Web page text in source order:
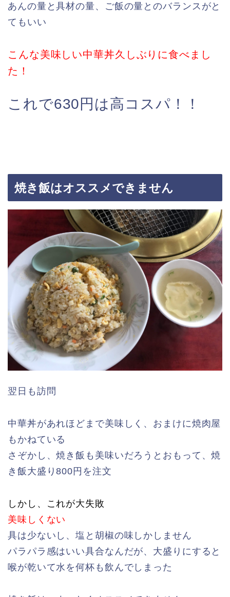
あんの量と具材の量、ご飯の量とのバランスがと
てもいい
こんな美味しい中華丼久しぶりに食べまし
た！
これで630円は高コスパ！！
焼き飯はオススメできません
翌日も訪問
中華丼があれほどまで美味しく、おまけに焼肉屋
もかねている
さぞかし、焼き飯も美味いだろうとおもって、焼
き飯大盛り800円を注文
しかし、これが大失敗
美味しくない
具は少ないし、塩と胡椒の味しかしません
パラパラ感はいい具合なんだが、大盛りにすると
喉が乾いて水を何杯も飲んでしまった